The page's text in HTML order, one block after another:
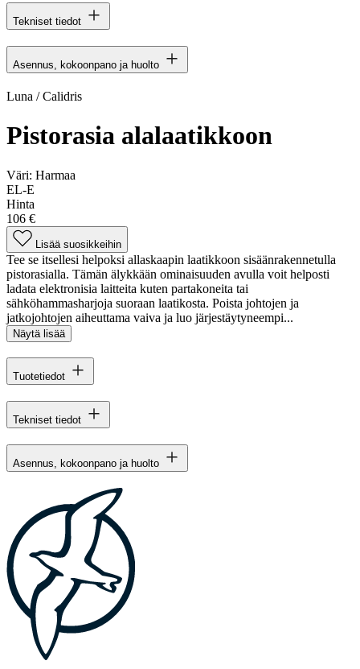
Tekniset tiedot
Asennus, kokoonpano ja huolto
Luna / Calidris
Pistorasia alalaatikkoon
Väri: Harmaa
EL-E
Hinta
106 €
Lisää suosikkeihin
Tee se itsellesi helpoksi allaskaapin laatikkoon sisäänrakennetulla
pistorasialla. Tämän älykkään ominaisuuden avulla voit helposti
ladata elektronisia laitteita kuten partakoneita tai
sähköhammasharjoja suoraan laatikosta. Poista johtojen ja
jatkojohtojen aiheuttama vaiva ja luo järjestäytyneempi...
Näytä lisää
Tuotetiedot
Tekniset tiedot
Asennus, kokoonpano ja huolto